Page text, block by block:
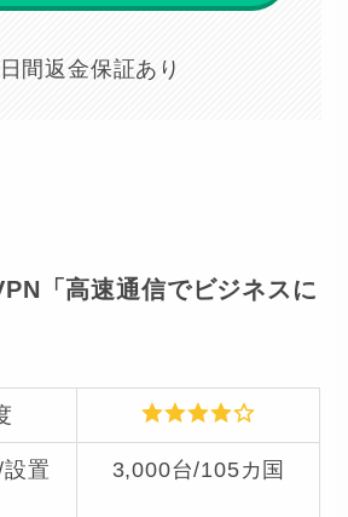
間返金保証あり
「高速通信でビジネスに
置
3,000台/105カ国